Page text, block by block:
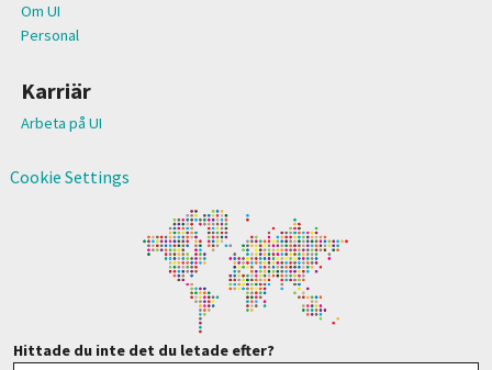
Om UI
Personal
Karriär
Arbeta på UI
Cookie Settings
Hittade du inte det du letade efter?